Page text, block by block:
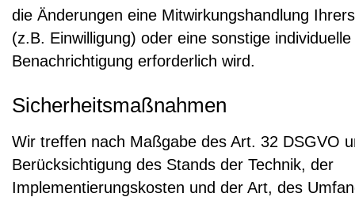
die Änderungen eine Mitwirkungshandlung
(z.B. Einwilligung) oder eine sonstige individuelle
Benachrichtigung erforderlich wird.
Sicherheitsmaßnahmen
Wir treffen nach Maßgabe des Art. 32 DSGVO
Berücksichtigung des Stands der Technik, der
Implementierungskosten und der Art, des